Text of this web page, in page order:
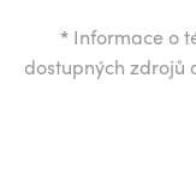
* Informace o
dostupných zdrojů